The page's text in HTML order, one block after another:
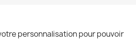
personnalisation pour pouvoir